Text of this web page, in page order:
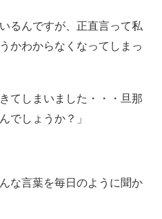
るんですが、正直言って私
かわからなくなってしまっ
てしまいました・・・旦那
でしょうか？」
な言葉を毎日のように聞か